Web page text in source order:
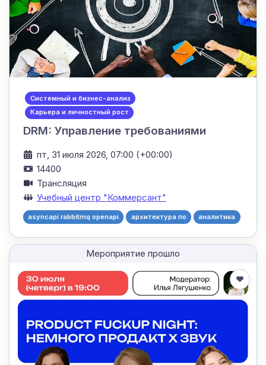
Системный и бизнес-анализ
Карьера и личностный рост
DRM: Управление требованиями
пт, 31 июля 2026, 07:00 (+00:00)
14400
Трансляция
Учебный центр "Коммерсант"
asyncapi rabbitmq openapi архитектура по аналитика
Мероприятие прошло